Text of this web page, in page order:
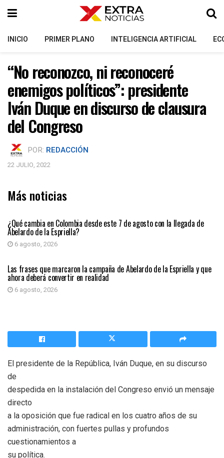
INICIO PRIMER PLANO INTELIGENCIA ARTIFICIAL
“No reconozco, ni reconoceré
enemigos políticos”: presidente
Iván Duque en discurso de clausura
del Congreso
POR: REDACCIÓN
22 JULIO, 2022
Más noticias
¿Qué cambia en Colombia desde este 7 de agosto con la llegada de
Abelardo de la Espriella?
6 agosto, 2026
PRIMER PLANO
Las frases que marcaron la campaña de Abelardo de la Espriella y que
ahora deberá convertir en realidad
6 agosto, 2026
El presidente de la República, Iván Duque, en su discurso
de
despedida en la instalación del Congreso envió un mensaje
directo
a la oposición que fue radical en los cuatro años de su
administración, con fuertes pullas y profundos
cuestionamientos a
su política.